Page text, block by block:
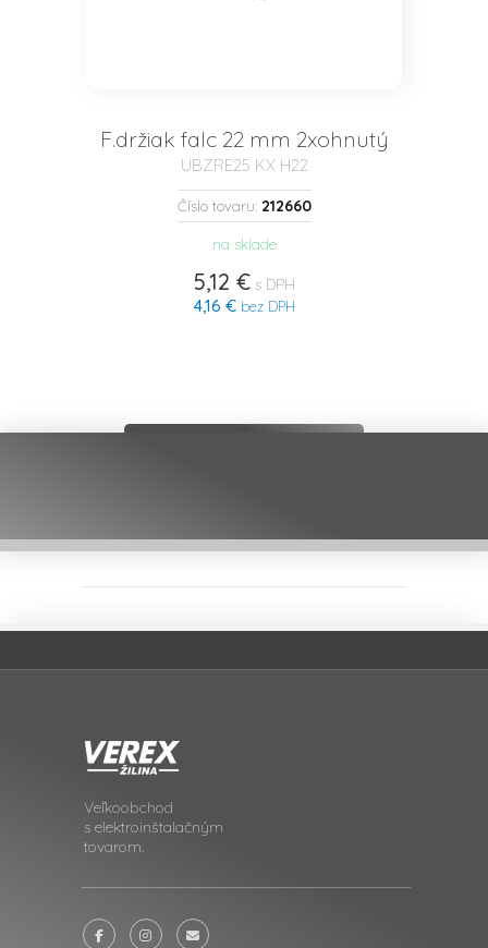
F.držiak falc 22 mm 2xohnutý
UBZRE25 KX H22
Číslo tovaru: 212660
na sklade
5,12 €s DPH
4,16 €bez DPH
Veľkoobchod
s elektroinštalačným
tovarom.